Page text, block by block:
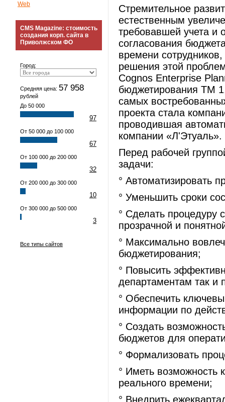
Web
CMS Magazine: стоимость
создания корп. сайта в
Приволжском ФО
Город:
Средняя цена: 57 958
рублей
До 50 000
97
От 50 000 до 100 000
67
От 100 000 до 200 000
32
От 200 000 до 300 000
10
От 300 000 до 500 000
3
Все типы сайтов
Стремительное
естественным
требовавшей учета и
согласования
времени
решения этой
Cognos Enterprise
бюджетирования ТМ
самых
проекта стала
проводившая
компании «Л'Этуаль».
Перед рабочей
задачи:
° Автоматизировать
° Уменьшить сроки
° Сделать процедуру
прозрачной и
° Максимально
бюджетирования;
° Повысить
департаментам так и
° Обеспечить
информации по
° Создать
бюджетов для
° Формализовать
° Иметь возможность
реального времени;
° Внедрить